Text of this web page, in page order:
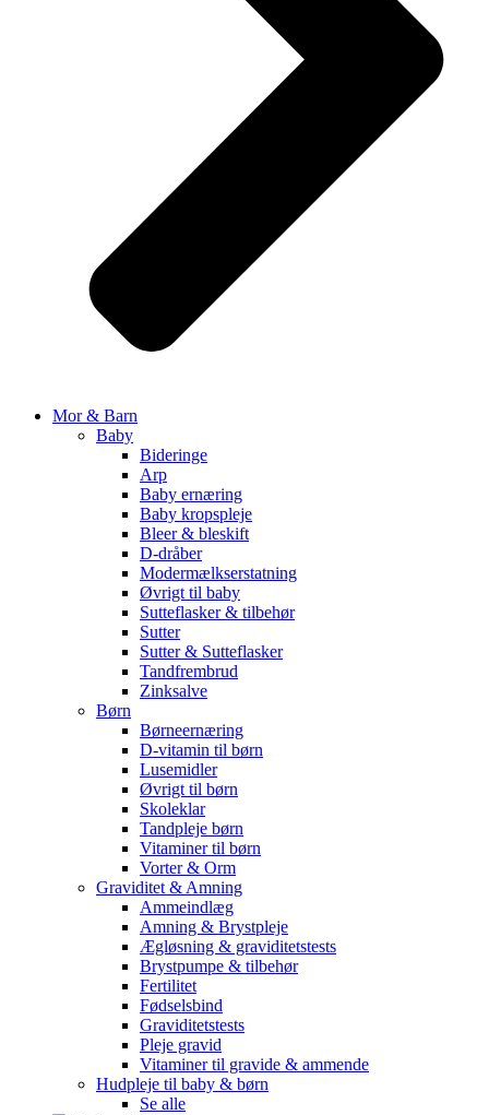
Mor & Barn
Baby
Bideringe
Arp
Baby ernæring
Baby kropspleje
Bleer & bleskift
D-dråber
Modermælkserstatning
Øvrigt til baby
Sutteflasker & tilbehør
Sutter
Sutter & Sutteflasker
Tandfrembrud
Zinksalve
Børn
Børneernæring
D-vitamin til børn
Lusemidler
Øvrigt til børn
Skoleklar
Tandpleje børn
Vitaminer til børn
Vorter & Orm
Graviditet & Amning
Ammeindlæg
Amning & Brystpleje
Ægløsning & graviditetstests
Brystpumpe & tilbehør
Fertilitet
Fødselsbind
Graviditetstests
Pleje gravid
Vitaminer til gravide & ammende
Hudpleje til baby & børn
Se alle